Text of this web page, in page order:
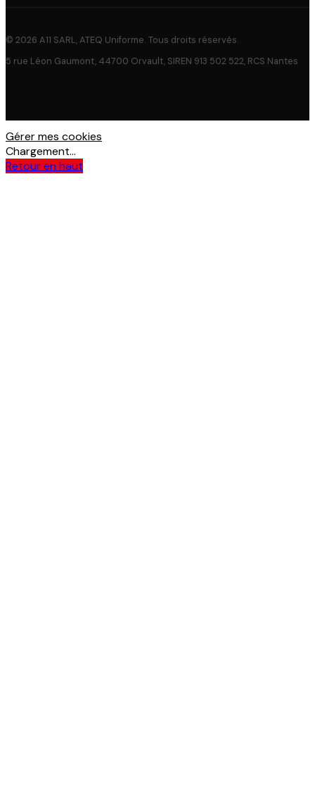
© 2026 A11 SARL, ATEQ Uniforme. Tous droits réservés.
5 rue Léon Gaumont, 44700 Orvault, SIREN 913 502 522, RCS Nantes
Gérer mes cookies
Chargement...
Retour en haut